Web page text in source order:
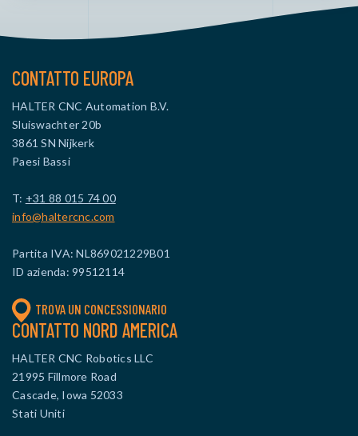
CONTATTO EUROPA
HALTER CNC Automation B.V.
Sluiswachter 20b
3861 SN Nijkerk
Paesi Bassi
T: +31 88 015 74 00
info@haltercnc.com
Partita IVA: NL869021229B01
ID azienda: 99512114
TROVA UN CONCESSIONARIO
CONTATTO NORD AMERICA
HALTER CNC Robotics LLC
21995 Fillmore Road
Cascade, Iowa 52033
Stati Uniti